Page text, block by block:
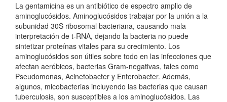
La gentamicina es un antibiótico de espectro amplio de
aminoglucósidos. Aminoglucósidos trabajar por la unión a la
subunidad 30S ribosomal bacteriana, causando mala
interpretación de t-RNA, dejando la bacteria no puede
sintetizar proteínas vitales para su crecimiento. Los
aminoglucósidos son útiles sobre todo en las infecciones que
afectan aeróbicos, bacterias Gram-negativas, tales como
Pseudomonas, Acinetobacter y Enterobacter. Además,
algunos, micobacterias incluyendo las bacterias que causan
tuberculosis, son susceptibles a los aminoglucósidos. Las